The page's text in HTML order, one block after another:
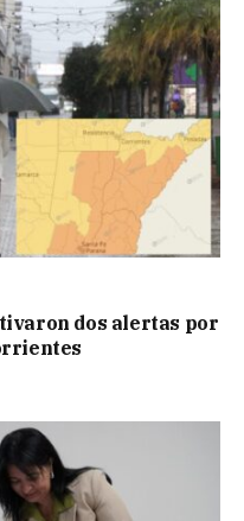
dos alertas por